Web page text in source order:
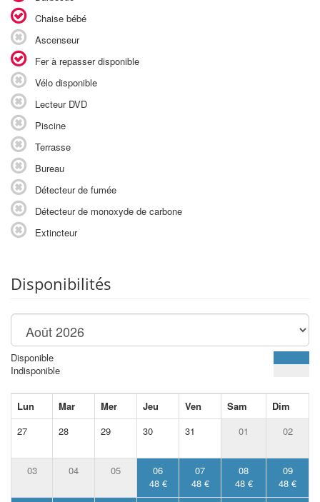
Chaise bébé
Ascenseur
Fer à repasser disponible
Vélo disponible
Lecteur DVD
Piscine
Terrasse
Bureau
Détecteur de fumée
Détecteur de monoxyde de carbone
Extincteur
Disponibilités
Disponible
Indisponible
Lun Mar Mer Jeu Ven Sam
Dim
27
28 29 30 31 01 02
03 04 05
06
48 €
07
48 €
08
48 €
09
48 €